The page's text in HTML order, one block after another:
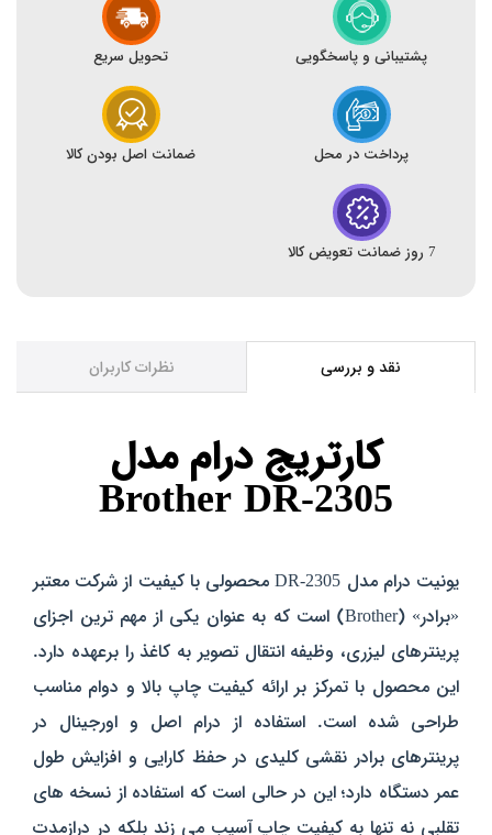
پشتیبانی و پاسخگویی تحویل سریع
پرداخت در محل ضمانت اصل بودن کالا
7 روز ضمانت تعویض کالا
نقد و بررسی نظرات کاربران
کارتریج درام مدل
Brother DR-2305
یونیت درام مدل DR-2305 محصولی با کیفیت از شرکت معتبر
«برادر» (Brother) است که به‌ عنوان یکی از مهم‌ ترین اجزای
پرینترهای لیزری، وظیفه انتقال تصویر به کاغذ را برعهده دارد.
این محصول با تمرکز بر ارائه کیفیت چاپ بالا و دوام مناسب
طراحی شده است. استفاده از درام اصل و اورجینال در
پرینترهای برادر نقشی کلیدی در حفظ کارایی و افزایش طول
عمر دستگاه دارد؛ این در حالی است که استفاده از نسخه‌ های
تقلبی نه تنها به کیفیت چاپ آسیب می‌ زند بلکه در درازمدت